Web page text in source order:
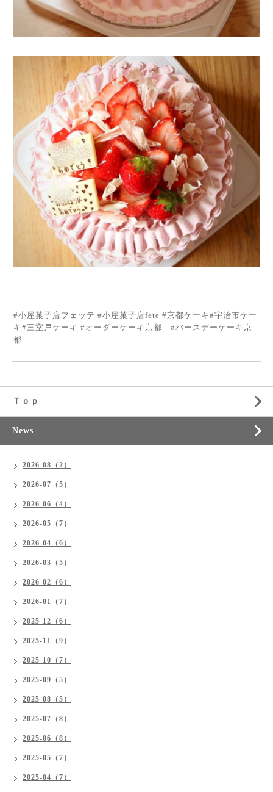
#小屋菓子店フェッテ #小屋菓子店fete #京都ケーキ#宇治市ケー
キ#三室戸ケーキ #オーダーケーキ京都 #バースデーケーキ京
都
Ｔｏｐ
News
2026-08（2）
2026-07（5）
2026-06（4）
2026-05（7）
2026-04（6）
2026-03（5）
2026-02（6）
2026-01（7）
2025-12（6）
2025-11（9）
2025-10（7）
2025-09（5）
2025-08（5）
2025-07（8）
2025-06（8）
2025-05（7）
2025-04（7）